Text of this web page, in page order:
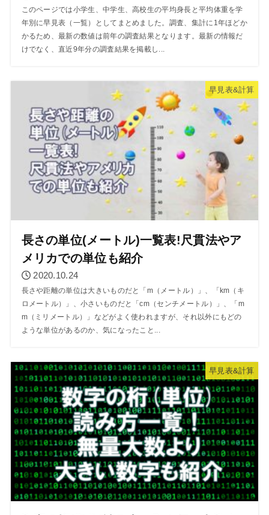
このページでは小学生、中学生、高校生の平均身長と平均体重を学
年別に早見表（一覧）としてまとめました。調査、集計に1年ほどか
かるため、最新の数値は前年の調査結果となります。最新の情報だ
けでなく、直近9年分の調査結果を掲載し...
早見表&計算
長さの単位(メートル)一覧表!尺貫法やア
メリカでの単位も紹介
2020.10.24
長さや距離の単位は大きいものだと「m（メートル）」、「km（キ
ロメートル）」、小さいものだと「cm（センチメートル）」、「m
m（ミリメートル）」などがよく使われますが、それ以外にもどの
ような単位があるのか、気になったこと...
早見表&計算